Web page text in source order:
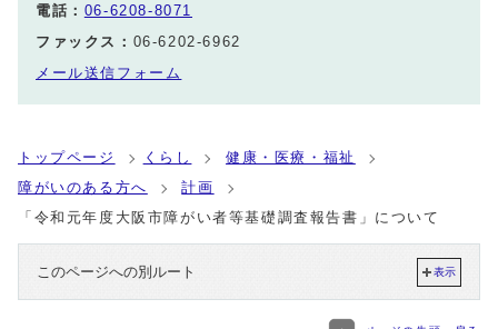
電話： 06-6208-8071
ファックス： 06-6202-6962
メール送信フォーム
トップページ くらし
健康・医療・福祉
障がいのある方へ
計画
「令和元年度大阪市障がい者等基礎調査報告書」について
このページへの別ルート 表示